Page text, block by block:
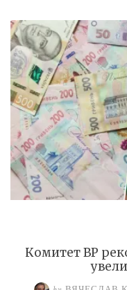
Комитет ВР